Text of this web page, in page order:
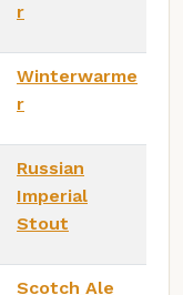
r
Winterwarme
r
Russian
Imperial
Stout
Scotch Ale